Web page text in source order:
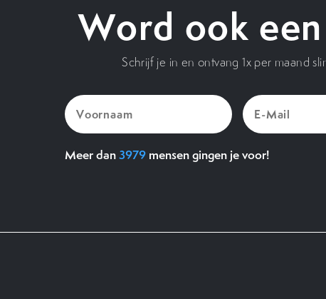
Word ook
Schrijf je in en ontvang 1x per maand
Voornaam
(Vereist)
E-
Mail
(Vereist)
Meer dan3979 mensen gingen je voor!